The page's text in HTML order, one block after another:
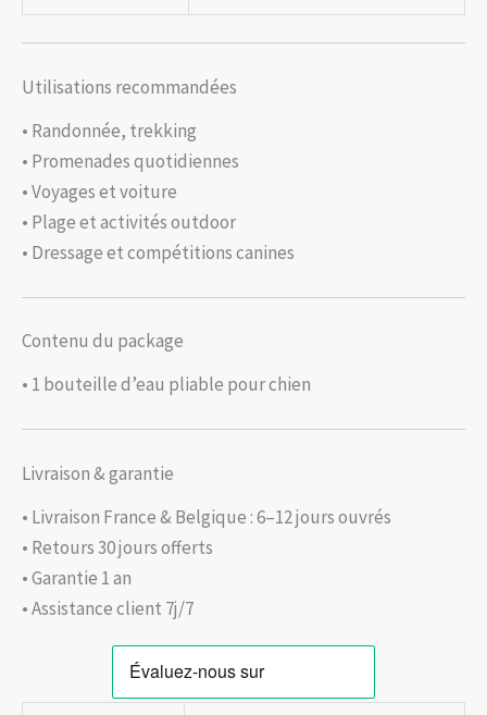
Utilisations recommandées
• Randonnée, trekking
• Promenades quotidiennes
• Voyages et voiture
• Plage et activités outdoor
• Dressage et compétitions canines
Contenu du package
• 1 bouteille d’eau pliable pour chien
Livraison & garantie
• Livraison France & Belgique : 6–12 jours ouvrés
• Retours 30 jours offerts
• Garantie 1 an
• Assistance client 7j/7